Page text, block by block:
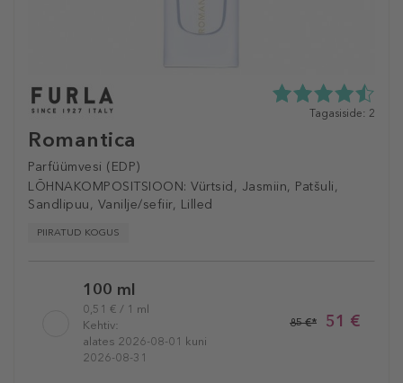
Romantica
Parfüümvesi (EDP)
LÕHNAKOMPOSITSIOON: Vürtsid, Jasmiin, Patšuli,
Sandlipuu, Vanilje/sefiir, Lilled
PIIRATUD KOGUS
4.5
Tagasiside: 2
variation100 ml
0,51 € / 1 ml
Kehtiv:
alates 2026-08-01 kuni
2026-08-31
51 €
85 €*